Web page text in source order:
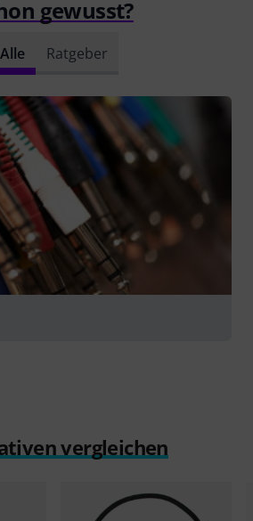
gewusst?
Alle Ratgeber
vergleichen